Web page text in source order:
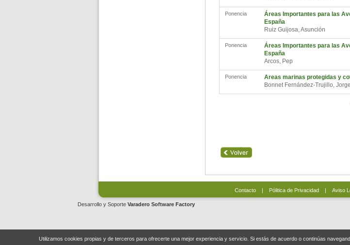
Ponencia
Áreas Importantes para las
España
Ruiz Guijosa, Asunción
Ponencia
Áreas Importantes para las
España
Arcos, Pep
Ponencia
Areas marinas protegidas y
Bonnet Fernández-Trujillo,
Contacto| Pólitica de Privacidad| Aviso
Desarrollo y Soporte Varadero Software Factory
Utilizamos cookies propias y de terceros para ofrecerte una mejor experiencia y servicio. Si estás de acuerdo o continúas